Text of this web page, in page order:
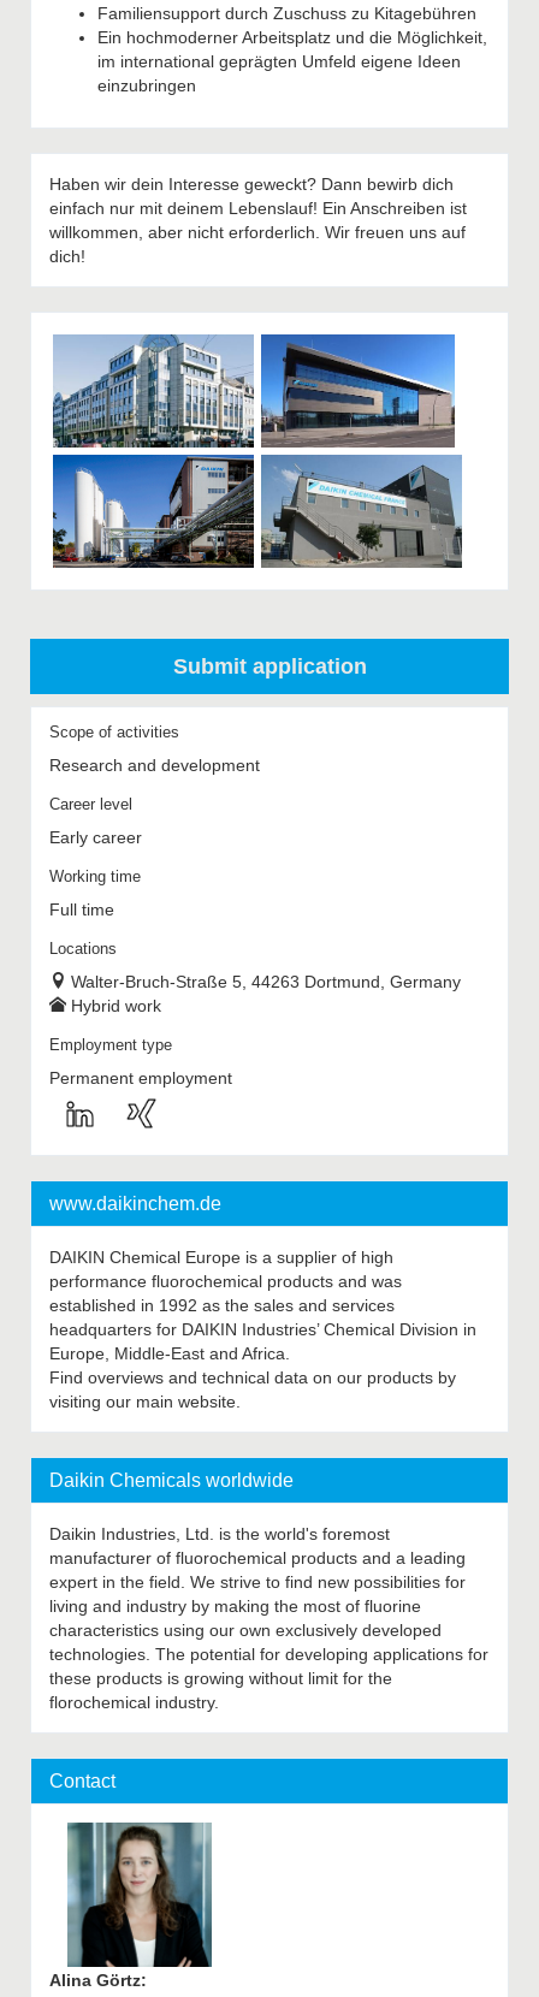
Familiensupport durch Zuschuss zu Kitagebühren
Ein hochmoderner Arbeitsplatz und die Möglichkeit,
im international geprägten Umfeld eigene Ideen
einzubringen
Haben wir dein Interesse geweckt? Dann bewirb dich
einfach nur mit deinem Lebenslauf! Ein Anschreiben ist
willkommen, aber nicht erforderlich. Wir freuen uns auf
dich!
Submit application
Scope of activities
Research and development
Career level
Early career
Working time
Full time
Locations
Walter-Bruch-Straße 5, 44263 Dortmund, Germany
Hybrid work
Employment type
Permanent employment
www.daikinchem.de
DAIKIN Chemical Europe is a supplier of high
performance fluorochemical products and was
established in 1992 as the sales and services
headquarters for DAIKIN Industries’ Chemical Division in
Europe, Middle-East and Africa.
Find overviews and technical data on our products by
visiting our main website.
Daikin Chemicals worldwide
Daikin Industries, Ltd. is the world's foremost
manufacturer of fluorochemical products and a leading
expert in the field. We strive to find new possibilities for
living and industry by making the most of fluorine
characteristics using our own exclusively developed
technologies. The potential for developing applications for
these products is growing without limit for the
florochemical industry.
Contact
Alina Görtz: